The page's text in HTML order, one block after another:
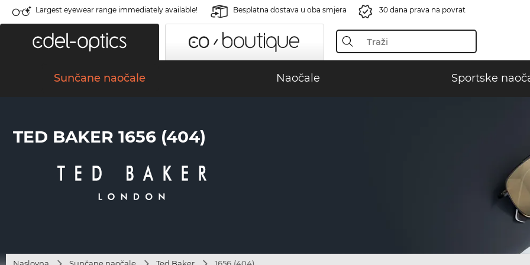
Largest eyewear range immediately available! Besplatna dostava u oba smjera 30 dana prava na povrat
Sunčane naočale Naočale Sportske
TED BAKER 1656 (404)